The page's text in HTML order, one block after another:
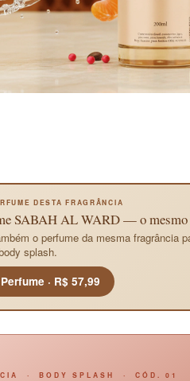
DESTA FRAGRÂNCIA
SABAH AL WARD — o mesmo
o perfume da mesma fragrância
splash.
· R$ 57,99
· BODY SPLASH · CÓD. 01